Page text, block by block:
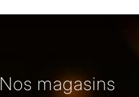
Nos magasins